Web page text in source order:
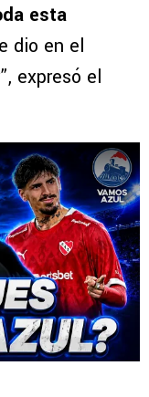
esta
dio en el
expresó el